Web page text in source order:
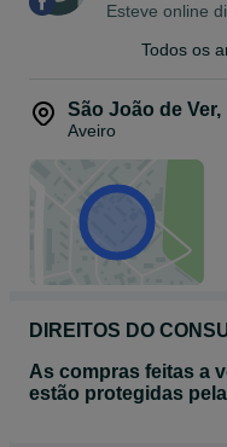
Esteve online
Todos os
São João de Ver,
Aveiro
DIREITOS DO
As compras feitas a
estão protegidas